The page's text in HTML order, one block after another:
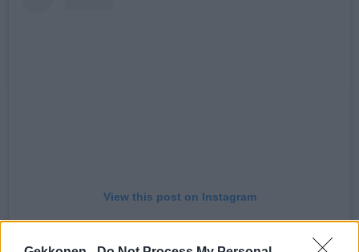
View this post on Instagram